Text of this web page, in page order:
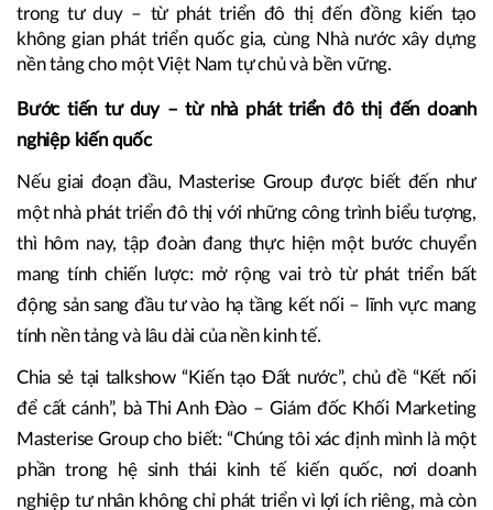
trong tư duy – từ phát triển đô thị đến đồng kiến tạo
không gian phát triển quốc gia, cùng Nhà nước xây dựng
nền tảng cho một Việt Nam tự chủ và bền vững.
Bước tiến tư duy – từ nhà phát triển đô thị đến doanh
nghiệp kiến quốc
Nếu giai đoạn đầu, Masterise Group được biết đến như
một nhà phát triển đô thị với những công trình biểu tượng,
thì hôm nay, tập đoàn đang thực hiện một bước chuyển
mang tính chiến lược: mở rộng vai trò từ phát triển bất
động sản sang đầu tư vào hạ tầng kết nối – lĩnh vực mang
tính nền tảng và lâu dài của nền kinh tế.
Chia sẻ tại talkshow “Kiến tạo Đất nước”, chủ đề “Kết nối
để cất cánh”, bà Thi Anh Đào – Giám đốc Khối Marketing
Masterise Group cho biết: “Chúng tôi xác định mình là một
phần trong hệ sinh thái kinh tế kiến quốc, nơi doanh
nghiệp tư nhân không chỉ phát triển vì lợi ích riêng, mà còn